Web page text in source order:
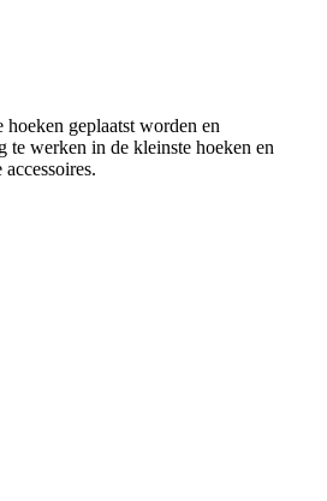
geplaatst worden en
werken in de kleinste hoeken en